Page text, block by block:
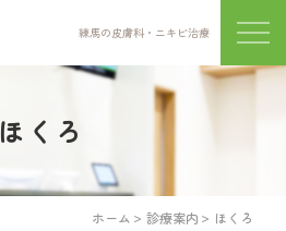
練馬の皮膚科・ニキビ治療 メニ
ほくろ
ホーム 診療案内 ほくろ